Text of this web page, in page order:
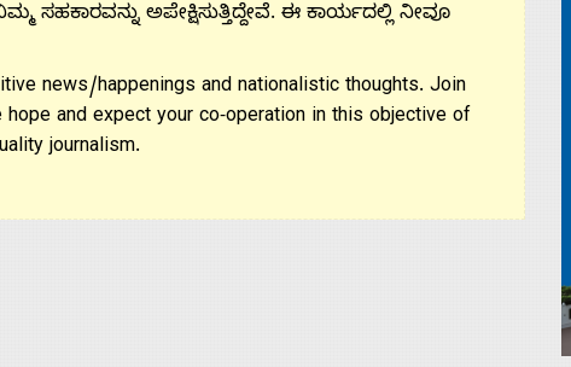
ಸಹಕಾರವನ್ನು ಅಪೇಕ್ಷಿಸುತ್ತಿದ್ದೇವೆ. ಈ ಕಾರ್ಯದಲ್ಲಿ ನೀವೂ
news/happenings and nationalistic thoughts. Join
and expect your co-operation in this objective of
journalism.